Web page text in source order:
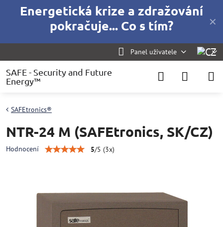
✕
Energetická krize a zdražování
pokračuje... Co s tím?
Panel uživatele
SAFE - Security and Future
Energy™
SAFEtronics®
NTR-24 M (SAFEtronics, SK/CZ)
Hodnocení 5/5 (3x)